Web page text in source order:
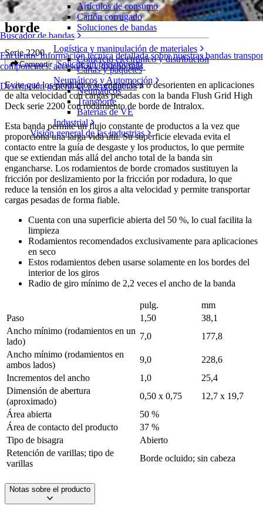
Buscador de bandas
Encuentre Información técnica detallada sobre nuestras bandas
componentes, accesorios y mucho más
Descripción general de los productos
Artículos de consumo
Cartón corrugado
Soluciones de bandas
Logística y manipulación de materiales
Comercio electrónico y distribución
Cartas y paquetes
Neumáticos y Automoción
Neumáticos
Transporte
Baterías de VE
Industrial
Visión general de las industrias
Flush Grid High Deck con rodamiento de
borde
Serie 2200
Compartir Solicite un presupuesto
Evite que los productos se enganchen o desorienten en aplicaciones
de alta velocidad con cargas pesadas con la banda Flush Grid High
Deck serie 2200 con rodamiento de borde de Intralox.
Esta banda permite un flujo constante de productos a la vez que
proporciona una larga vida útil. Su superficie elevada evita el
contacto entre la guía de desgaste y los productos, lo que permite
que se extiendan más allá del ancho total de la banda sin
engancharse. Los rodamientos de borde cromados sustituyen la
fricción por deslizamiento por la fricción por rodadura, lo que
reduce la tensión en los giros a alta velocidad y permite transportar
cargas pesadas de forma fiable.
Cuenta con una superficie abierta del 50 %, lo cual facilita la
limpieza
Rodamientos recomendados exclusivamente para aplicaciones
en seco
Estos rodamientos deben usarse solamente en los bordes del
interior de los giros
Radio de giro mínimo de 2,2 veces el ancho de la banda
pulg.
mm
Paso
1,50
38,1
Ancho mínimo (rodamientos en un
lado)
7,0
177,8
Ancho mínimo (rodamientos en
ambos lados)
9,0
228,6
Incrementos del ancho
1,0
25,4
Dimensión de abertura
(aproximado)
0,50 x 0,75
12,7 x 19,7
Área abierta
50 %
Área de contacto del producto
37 %
Tipo de bisagra
Abierto
Retención de varillas; tipo de
varillas
Borde ocluido; sin cabeza
Notas sobre el producto